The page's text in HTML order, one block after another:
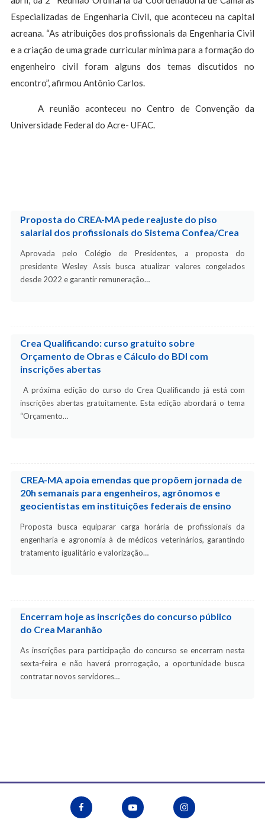
Especializadas de Engenharia Civil, que aconteceu na capital
acreana. “As atribuições dos profissionais da Engenharia Civil
e a criação de uma grade curricular mínima para a formação do
engenheiro civil foram alguns dos temas discutidos no
encontro”, afirmou Antônio Carlos.
A reunião aconteceu no Centro de Convenção da
Universidade Federal do Acre- UFAC.
Proposta do CREA-MA pede reajuste do piso
salarial dos profissionais do Sistema Confea/Crea
Aprovada pelo Colégio de Presidentes, a proposta do
presidente Wesley Assis busca atualizar valores congelados
desde 2022 e garantir remuneração…
Crea Qualificando: curso gratuito sobre
Orçamento de Obras e Cálculo do BDI com
inscrições abertas
A próxima edição do curso do Crea Qualificando já está com
inscrições abertas gratuitamente. Esta edição abordará o tema
“Orçamento…
CREA-MA apoia emendas que propõem jornada de
20h semanais para engenheiros, agrônomos e
geocientistas em instituições federais de ensino
Proposta busca equiparar carga horária de profissionais da
engenharia e agronomia à de médicos veterinários, garantindo
tratamento igualitário e valorização…
Encerram hoje as inscrições do concurso público
do Crea Maranhão
As inscrições para participação do concurso se encerram nesta
sexta-feira e não haverá prorrogação, a oportunidade busca
contratar novos servidores…